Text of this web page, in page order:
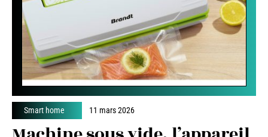
Smart home 11 mars 2026